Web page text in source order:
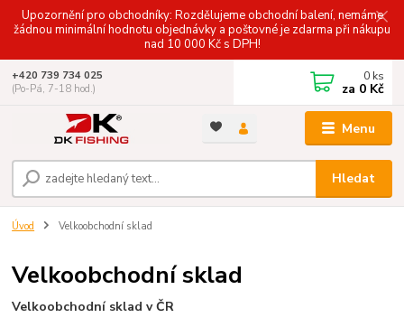
Upozornění pro obchodníky: Rozdělujeme obchodní balení, nemáme
žádnou minimální hodnotu objednávky a poštovné je zdarma při nákupu
nad 10 000 Kč s DPH!
Menu
Hledat
+420 739 734 025
(Po-Pá, 7-18 hod.)
0 ks
za 0 Kč
Úvod Velkoobchodní sklad
Velkoobchodní sklad
Velkoobchodní sklad v ČR